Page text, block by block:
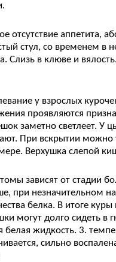
отсутствие аппетита,
стул, со временем в
Слизь в клюве и
у взрослых
проявляются
заметно светлеет. У
При вскрытии можно
Верхушка слепой
зависят от стадии
при незначительном
белка. В итоге
могут долго сидеть в
белая жидкость. 3.
сильно